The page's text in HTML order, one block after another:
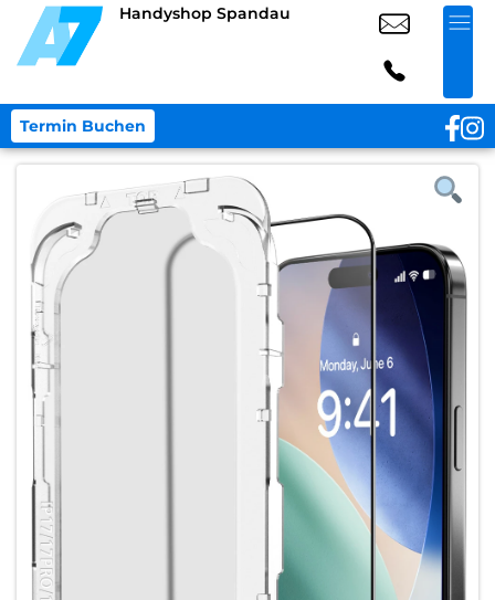
Handyshop Spandau
Termin Buchen